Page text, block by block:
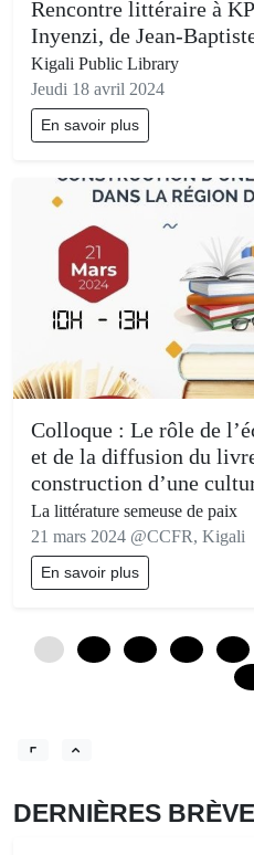
Rencontre littéraire à
Inyenzi, de Jean-
Kigali Public Library
Jeudi 18 avril 2024
En savoir plus
Colloque : Le rôle de
et de la diffusion du
construction d’une
La littérature semeuse de paix
21 mars 2024 @CCFR, Kigali
En savoir plus
DERNIÈRES